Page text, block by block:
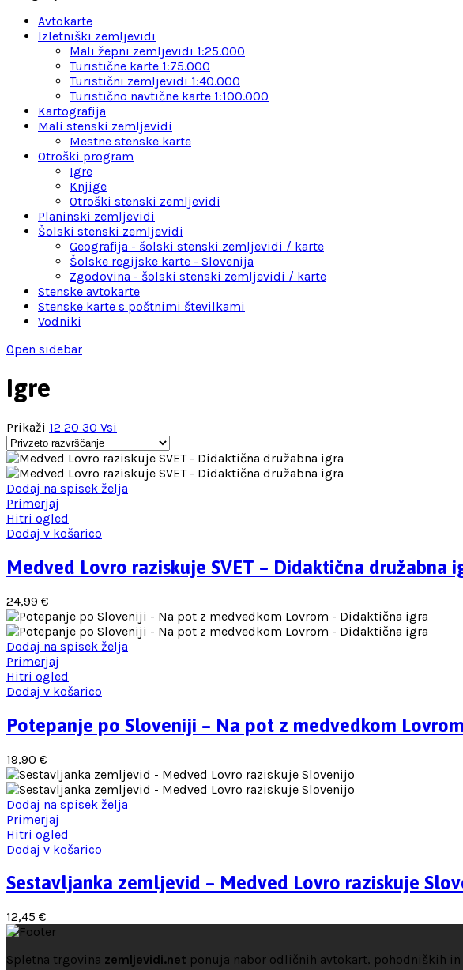
Avtokarte
Izletniški zemljevidi
Mali žepni zemljevidi 1:25.000
Turistične karte 1:75.000
Turistični zemljevidi 1:40.000
Turistično navtične karte 1:100.000
Kartografija
Mali stenski zemljevidi
Mestne stenske karte
Otroški program
Igre
Knjige
Otroški stenski zemljevidi
Planinski zemljevidi
Šolski stenski zemljevidi
Geografija - šolski stenski zemljevidi / karte
Šolske regijske karte - Slovenija
Zgodovina - šolski stenski zemljevidi / karte
Stenske avtokarte
Stenske karte s poštnimi številkami
Vodniki
Open sidebar
Igre
Prikaži 12 20 30 Vsi
Dodaj na spisek želja
Primerjaj
Hitri ogled
Dodaj v košarico
Medved Lovro raziskuje SVET – Didaktična družabna
24,99 €
Dodaj na spisek želja
Primerjaj
Hitri ogled
Dodaj v košarico
Potepanje po Sloveniji – Na pot z medvedkom
19,90 €
Dodaj na spisek želja
Primerjaj
Hitri ogled
Dodaj v košarico
Sestavljanka zemljevid – Medved Lovro raziskuje
12,45 €
Spletna trgovina zemljevidi.net ponuja nabor odličnih avtokart, pohodniških